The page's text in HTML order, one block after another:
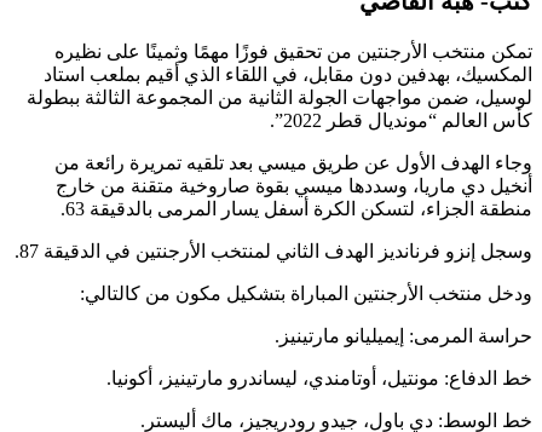
تمكن منتخب الأرجنتين من تحقيق فوزًا مهمًا وثمينًا على نظيره
المكسيك، بهدفين دون مقابل، في اللقاء الذي أقيم بملعب استاد
لوسيل، ضمن مواجهات الجولة الثانية من المجموعة الثالثة ببطولة
كأس العالم “مونديال قطر 2022”.
وجاء الهدف الأول عن طريق ميسي بعد تلقيه تمريرة رائعة من
أنخيل دي ماريا، وسددها ميسي بقوة صاروخية متقنة من خارج
منطقة الجزاء، لتسكن الكرة أسفل يسار المرمى بالدقيقة 63.
وسجل إنزو فرنانديز الهدف الثاني لمنتخب الأرجنتين في الدقيقة 87.
ودخل منتخب الأرجنتين المباراة بتشكيل مكون من كالتالي:
حراسة المرمى: إيميليانو مارتينيز.
خط الدفاع: مونتيل، أوتامندي، ليساندرو مارتينيز، أكونيا.
خط الوسط: دي باول، جيدو رودريجيز، ماك أليستر.